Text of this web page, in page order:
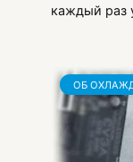
каждый раз
ОБ